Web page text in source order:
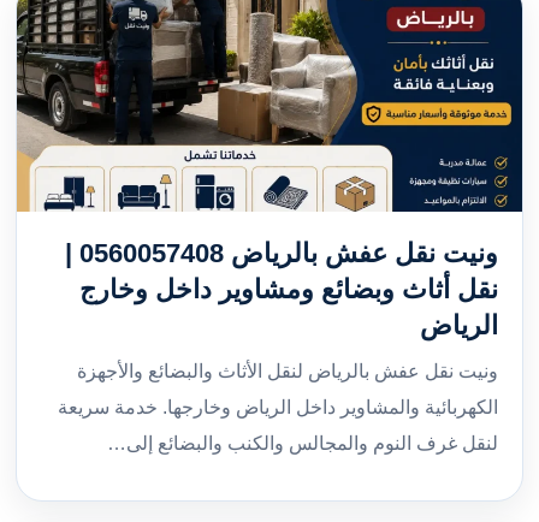
نقل أثاث وبضائع ومشاوير داخل وخارج
الرياض
ونيت نقل عفش بالرياض لنقل الأثاث والبضائع والأجهزة
الكهربائية والمشاوير داخل الرياض وخارجها. خدمة سريعة
لنقل غرف النوم والمجالس والكنب والبضائع إلى…